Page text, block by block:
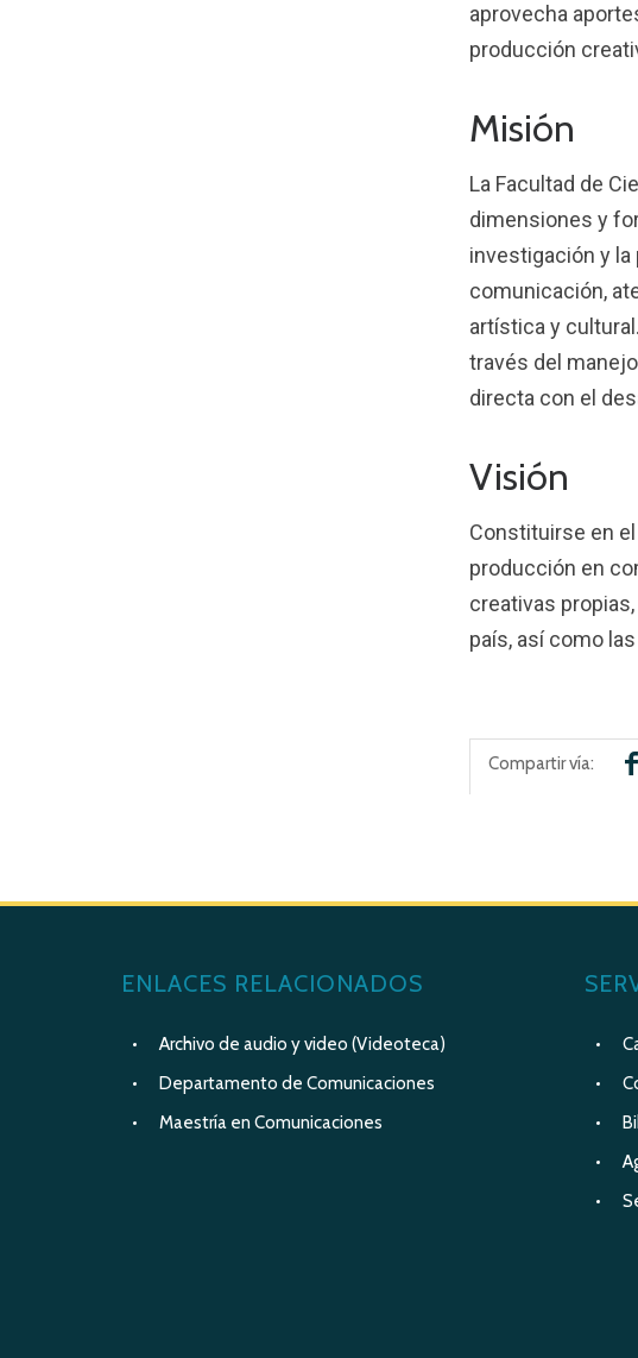
aprovecha
producción
Misión
La Facultad de
dimensiones y
investigación y
comunicación,
artística y
través del
directa con el
Visión
Constituirse en
producción en
creativas
país, así como
Compartir vía:
ENLACES RELACIONADOS
Archivo de audio y video (Videoteca)
Departamento de Comunicaciones
Maestría en Comunicaciones